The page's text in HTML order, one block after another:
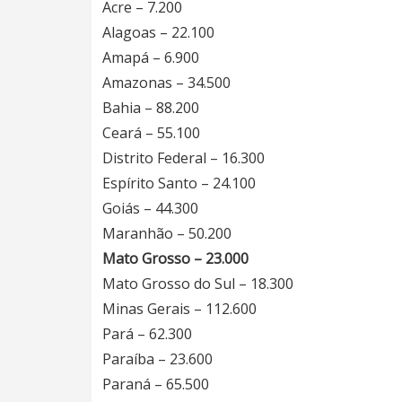
Acre – 7.200
Alagoas – 22.100
Amapá – 6.900
Amazonas – 34.500
Bahia – 88.200
Ceará – 55.100
Distrito Federal – 16.300
Espírito Santo – 24.100
Goiás – 44.300
Maranhão – 50.200
Mato Grosso – 23.000
Mato Grosso do Sul – 18.300
Minas Gerais – 112.600
Pará – 62.300
Paraíba – 23.600
Paraná – 65.500